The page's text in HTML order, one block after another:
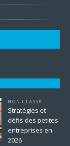
NON CLASSÉ
Stratégies et
défis des petites
entreprises en
2026